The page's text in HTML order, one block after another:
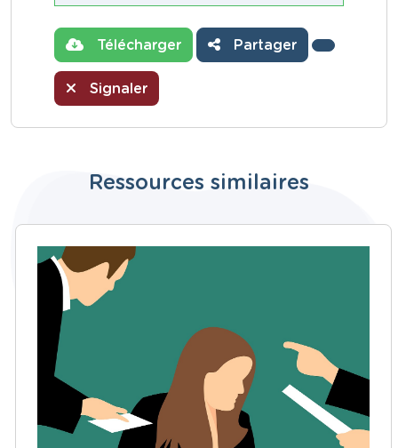
Télécharger Partager
Signaler
Ressources similaires